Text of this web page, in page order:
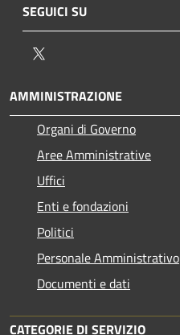
SEGUICI SU
AMMINISTRAZIONE
Organi di Governo
Aree Amministrative
Uffici
Enti e fondazioni
Politici
Personale Amministrativo
Documenti e dati
CATEGORIE DI SERVIZIO